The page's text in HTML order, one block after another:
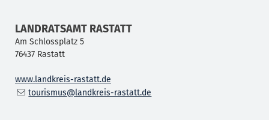
LANDRATSAMT RASTATT
Am Schlossplatz 5
76437 Rastatt
www.landkreis-rastatt.de
tourismus@landkreis-rastatt.de